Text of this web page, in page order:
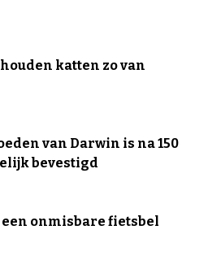
katten zo van
van Darwin is na 150
bevestigd
een onmisbare fietsbel